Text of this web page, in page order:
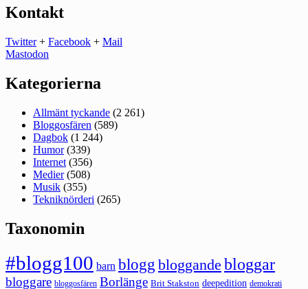
Kontakt
Twitter+ Facebook + Mail
Mastodon
Kategorierna
Allmänt tyckande (2 261)
Bloggosfären (589)
Dagbok (1 244)
Humor(339)
Internet (356)
Medier(508)
Musik (355)
Tekniknörderi (265)
Taxonomin
#blogg100 barn blogg bloggande bloggar
bloggare bloggosfären Borlänge Brit Stakston deepedition demokrati